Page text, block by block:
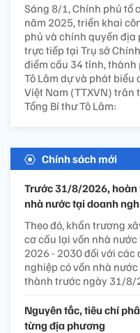
Sáng 8/1, Chính phủ tổ
năm 2025, triển khai
phủ và chính quyền
trực tiếp tại Trụ sở
điểm cầu 34 tỉnh, thành
Tô Lâm dự và phát biểu
Việt Nam (TTXVN) trân
Tổng Bí thư Tô Lâm:
Chính sách mới
Trước 31/8/2026, hoàn
nhà nước tại doanh
Theo đó, khẩn trương
cơ cấu lại vốn nhà
2026 - 2030 đối với các
nghiệp có vốn nhà
thành trước ngày 31/8/
Nguyên tắc, tiêu chí
từng địa phương